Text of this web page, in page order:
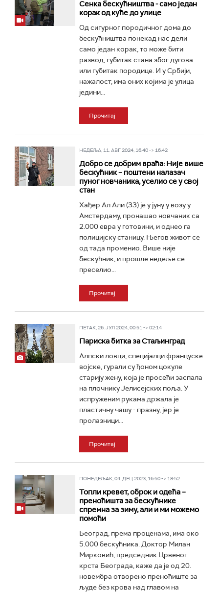
Сенка бескућништва - само један
корак од куће до улице
Од сигурног породичног дома до
бескућништва понекад нас дели
само један корак, то може бити
развод, губитак стана због дугова
или губитак породице. И у Србији,
нажалост, има оних којима је улица
једини...
Прочитај
НЕДЕЉА, 11. АВГ 2024, 16:40 -> 16:42
Добро се добрим враћа: Није више
бескућник – поштени налазач
пуног новчаника, уселио се у свој
стан
Хађер Ал Али (33) је у јуну у возу у
Амстердаму, пронашао новчаник са
2.000 евра у готовини, и однео га
полицијску станицу. Његов живот се
од тада променио. Више није
бескућник, и прошле недеље се
преселио...
Прочитај
ПЕТАК, 26. ЈУЛ 2024, 00:51 -> 02:14
Париска битка за Стаљинград
Алпски ловци, специјалци француске
војске, гурали су ђоном цокуле
старију жену, која је просећи заспала
на плочнику Јелисејских поља. У
испруженим рукама држала је
пластичну чашу - празну, јер је
пролазници...
Прочитај
ПОНЕДЕЉАК, 04. ДЕЦ 2023, 16:50 -> 18:52
Топли кревет, оброк и одећа –
преноћишта за бескућнике
спремна за зиму, али и ми можемо
помоћи
Београд, према проценама, има око
5.000 бескућника. Доктор Милан
Мирковић, председник Црвеног
крста Београда, каже да је од 20.
новембра отворено преноћиште за
људе без крова над главом на